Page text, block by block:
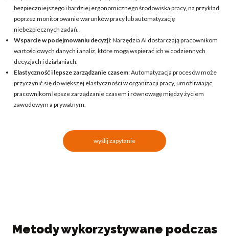
bezpieczniejszego i bardziej ergonomicznego środowiska pracy, na przykład
poprzez monitorowanie warunków pracy lub automatyzację
niebezpiecznych zadań.
Wsparcie w podejmowaniu decyzji: Narzędzia AI dostarczają pracownikom
wartościowych danych i analiz, które mogą wspierać ich w codziennych
decyzjach i działaniach.
Elastyczność i lepsze zarządzanie czasem: Automatyzacja procesów może
przyczynić się do większej elastyczności w organizacji pracy, umożliwiając
pracownikom lepsze zarządzanie czasem i równowagę między życiem
zawodowym a prywatnym.
wyślij zapytanie
Metody wykorzystywane podczas